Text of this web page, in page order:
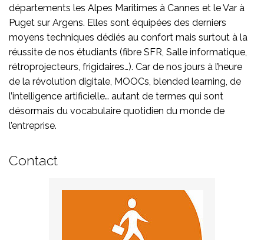
départements les Alpes Maritimes à Cannes et le Var à
Puget sur Argens. Elles sont équipées des derniers
moyens techniques dédiés au confort mais surtout à la
réussite de nos étudiants (fibre SFR, Salle informatique,
rétroprojecteurs, frigidaires…). Car de nos jours à l’heure
de la révolution digitale, MOOCs, blended learning, de
l’intelligence artificielle… autant de termes qui sont
désormais du vocabulaire quotidien du monde de
l’entreprise.
Contact